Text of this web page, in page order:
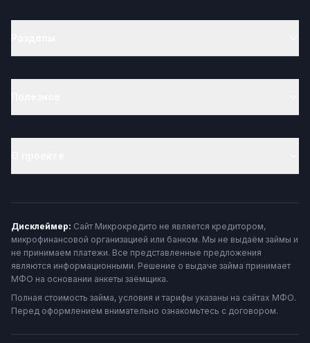
Дисклеймер: Сайт Микрокредито не является кредитором,
микрофинансовой организацией или банком. Мы не выдаём займы и
не принимаем платежи. Все представленные предложения
являются информационными. Решение о выдаче займа принимает
МФО на основании анкеты заёмщика.
Полная стоимость займа, условия и тарифы указаны на сайтах МФО.
Перед оформлением внимательно ознакомьтесь с договором.